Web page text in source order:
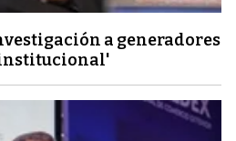
a generadores